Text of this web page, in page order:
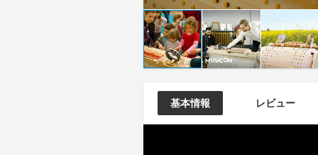
基本情報 レビュー